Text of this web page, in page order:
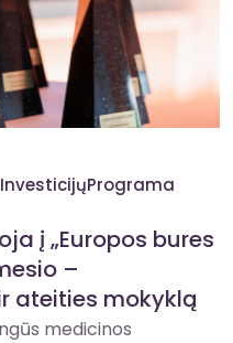
InvesticijųPrograma
į „Europos bures
–
ateities mokyklą
medicinos